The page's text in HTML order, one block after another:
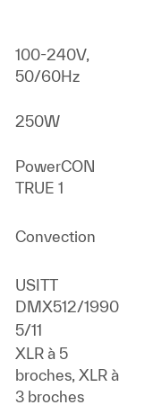
100-240V,
50/60Hz
250W
PowerCON
TRUE 1
Convection
USITT
DMX512/1990
5/11
XLR à 5
broches, XLR à
3 broches